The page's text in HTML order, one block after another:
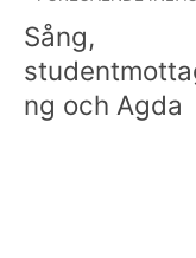
Sång,
ng och Agda